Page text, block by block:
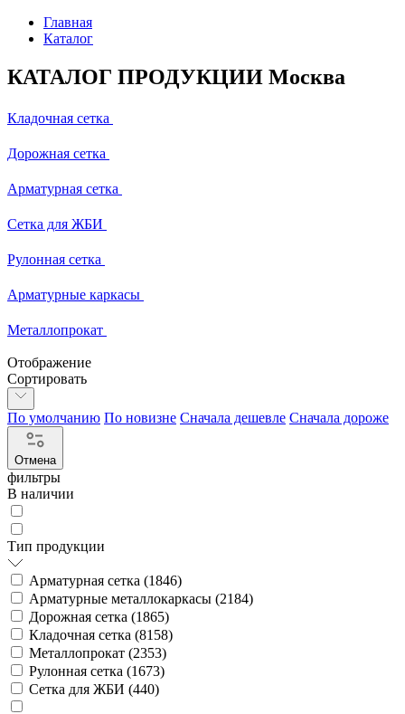
Главная
Каталог
КАТАЛОГ ПРОДУКЦИИ Москва
Кладочная сетка
Дорожная сетка
Арматурная сетка
Сетка для ЖБИ
Рулонная сетка
Арматурные каркасы
Металлопрокат
Отображение
Сортировать
По умолчанию По новизне Сначала дешевле Сначала дороже
Отмена
фильтры
В наличии
Тип продукции
Арматурная сетка (1846)
Арматурные металлокаркасы (2184)
Дорожная сетка (1865)
Кладочная сетка (8158)
Металлопрокат (2353)
Рулонная сетка (1673)
Сетка для ЖБИ (440)